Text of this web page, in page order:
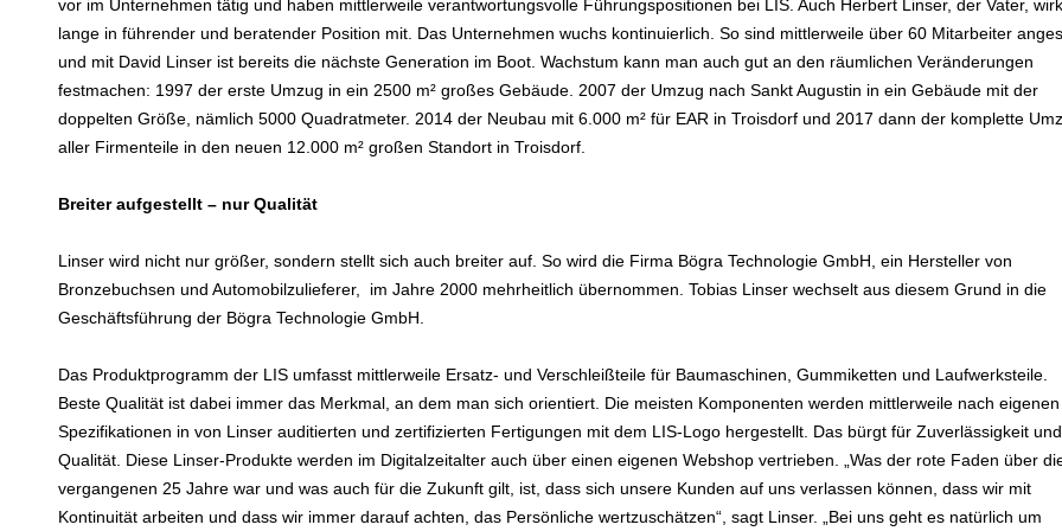
vor im Unternehmen tätig und haben mittlerweile verantwortungsvolle Führungspositionen bei LIS. Auch Herbert Linser, der Vater,
lange in führender und beratender Position mit. Das Unternehmen wuchs kontinuierlich. So sind mittlerweile über 60 Mitarbeiter
und mit David Linser ist bereits die nächste Generation im Boot. Wachstum kann man auch gut an den räumlichen Veränderungen
festmachen: 1997 der erste Umzug in ein 2500 m² großes Gebäude. 2007 der Umzug nach Sankt Augustin in ein Gebäude mit der
doppelten Größe, nämlich 5000 Quadratmeter. 2014 der Neubau mit 6.000 m² für EAR in Troisdorf und 2017 dann der komplette
aller Firmenteile in den neuen 12.000 m² großen Standort in Troisdorf.
Breiter aufgestellt – nur Qualität
Linser wird nicht nur größer, sondern stellt sich auch breiter auf. So wird die Firma Bögra Technologie GmbH, ein Hersteller von
Bronzebuchsen und Automobilzulieferer, im Jahre 2000 mehrheitlich übernommen. Tobias Linser wechselt aus diesem Grund in die
Geschäftsführung der Bögra Technologie GmbH.
Das Produktprogramm der LIS umfasst mittlerweile Ersatz- und Verschleißteile für Baumaschinen, Gummiketten und Laufwerksteile.
Beste Qualität ist dabei immer das Merkmal, an dem man sich orientiert. Die meisten Komponenten werden mittlerweile nach eigenen
Spezifikationen in von Linser auditierten und zertifizierten Fertigungen mit dem LIS-Logo hergestellt. Das bürgt für Zuverlässigkeit und
Qualität. Diese Linser-Produkte werden im Digitalzeitalter auch über einen eigenen Webshop vertrieben. „Was der rote Faden über
vergangenen 25 Jahre war und was auch für die Zukunft gilt, ist, dass sich unsere Kunden auf uns verlassen können, dass wir mit
Kontinuität arbeiten und dass wir immer darauf achten, das Persönliche wertzuschätzen“, sagt Linser. „Bei uns geht es natürlich um